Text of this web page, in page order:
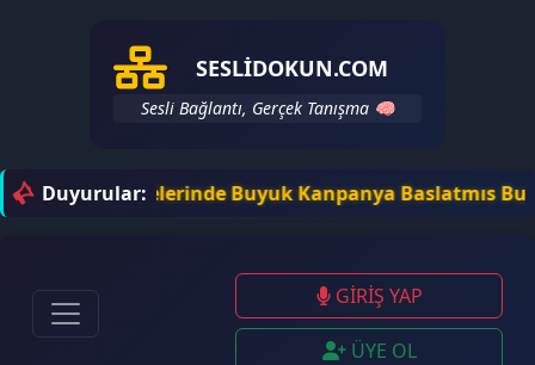
SESLIDOKUN.COM
Sesli Bağlantı, Gerçek Tanışma 🧠
Duyurular:
Sitelerinde Buyuk Kanpanya Baslatmıs
GİRİŞ YAP
ÜYE OL